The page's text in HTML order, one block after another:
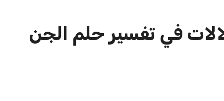
في تفسير حلم الجن